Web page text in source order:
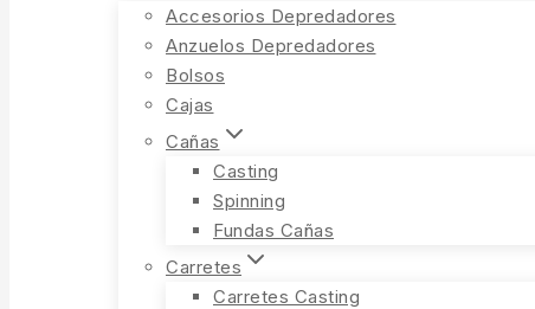
Accesorios Depredadores
Anzuelos Depredadores
Bolsos
Cajas
Cañas
Casting
Spinning
Fundas Cañas
Carretes
Carretes Casting